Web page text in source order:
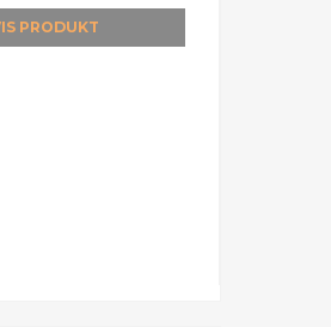
PRODUKT